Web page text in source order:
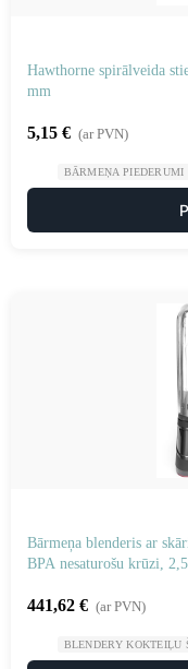
Hawthorne spirālveida
mm
5,15 € (ar PVN)
BĀRMEŅA PIEDERUMI
Bārmeņa blenderis ar
BPA nesaturošu krūzi,
441,62 € (ar PVN)
BLENDERY KOKTEIĻU